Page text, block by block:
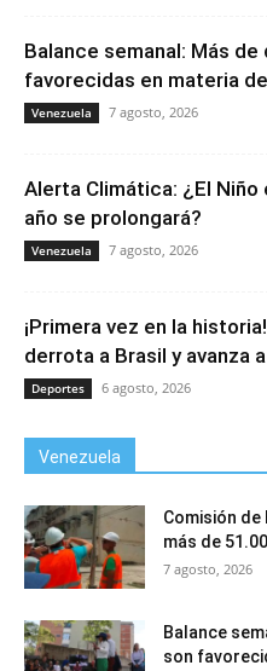
Balance semanal: Más
favorecidas en materia
Venezuela 7 agosto, 2026
Alerta Climática: ¿El Niño
año se prolongará?
Venezuela 7 agosto, 2026
¡Primera vez en la
derrota a Brasil y avanza
Deportes 6 agosto, 2026
Venezuela
Comisión
más de
7 agosto, 2026
Balance
son